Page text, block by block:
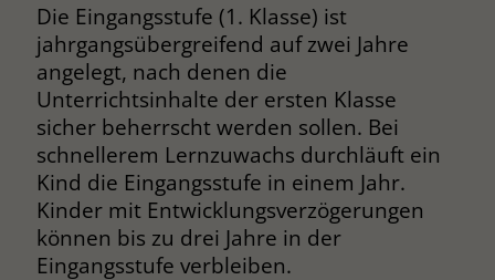
Die Eingangsstufe (1. Klasse) ist
jahrgangsübergreifend auf zwei Jahre
angelegt, nach denen die
Unterrichtsinhalte der ersten Klasse
sicher beherrscht werden sollen. Bei
schnellerem Lernzuwachs durchläuft ein
Kind die Eingangsstufe in einem Jahr.
Kinder mit Entwicklungsverzögerungen
können bis zu drei Jahre in der
Eingangsstufe verbleiben.